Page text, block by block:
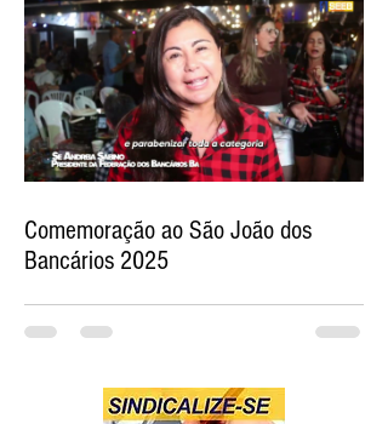
Comemoração ao São João dos
Bancários 2025